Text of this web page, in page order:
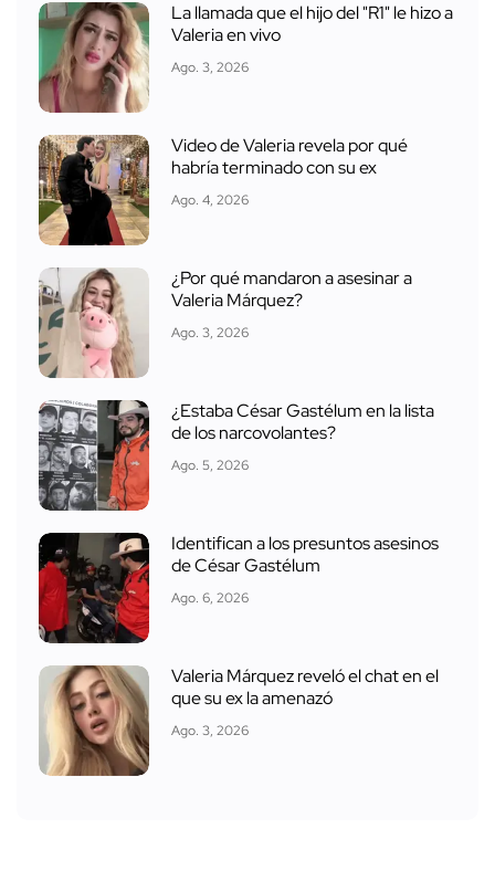
La llamada que el hijo del "R1" le hizo a
Valeria en vivo
Ago. 3, 2026
Video de Valeria revela por qué
habría terminado con su ex
Ago. 4, 2026
¿Por qué mandaron a asesinar a
Valeria Márquez?
Ago. 3, 2026
¿Estaba César Gastélum en la lista
de los narcovolantes?
Ago. 5, 2026
Identifican a los presuntos asesinos
de César Gastélum
Ago. 6, 2026
Valeria Márquez reveló el chat en el
que su ex la amenazó
Ago. 3, 2026